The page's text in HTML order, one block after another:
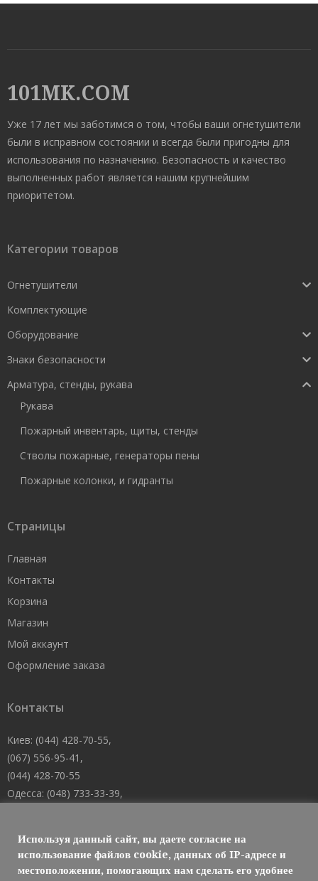
101MK.COM
Уже 17 лет мы заботимся о том, чтобы ваши огнетушители
были в исправном состоянии и всегда были пригодны для
использования по назначению. Безопасность и качество
выполненных работ является нашим крупнейшим
приоритетом.
Категории товаров
Огнетушители
Комплектующие
Оборудование
Знаки безопасности
Арматура, стенды, рукава
Рукава
Пожарный инвентарь, щиты, стенды
Стволы пожарные, генераторы пены
Пожарные колонки, и гидранты
Страницы
Главная
Контакты
Корзина
Магазин
Мой аккаунт
Оформление заказа
Контакты
Киев: (044) 428-70-55,
(067) 556-95-41,
(044) 428-70-55
Одесса: (048) 733-33-39,
Днепр: (067) 488-10-45
Используя данный сайт, вы даете согласие на
использование файлов cookie, данных об IP-адресе и
местоположении, помогающих нам сделать его удобнее